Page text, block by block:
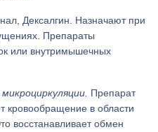
Дексалгин. Назначают при
Препараты
или внутримышечных
Препарат
кровообращение в области
восстанавливает обмен